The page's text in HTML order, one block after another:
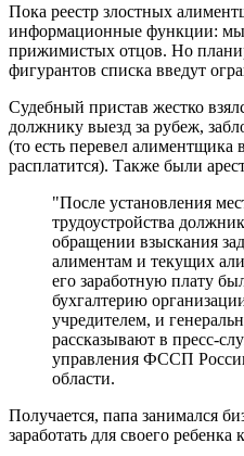
Пока реестр злостных
информационные функции:
прижимистых отцов. Но
фигурантов списка введут
Судебный пристав жестко
должнику выезд за рубеж,
(то есть перевел алиментщика
расплатится). Также были
"После установления
трудоустройства
обращении взыскания
алиментам и текущих
его заработную плату
бухгалтерию
учредителем, и
рассказывают в пресс-
управления ФССП
области.
Получается, папа занимался
заработать для своего ребенка